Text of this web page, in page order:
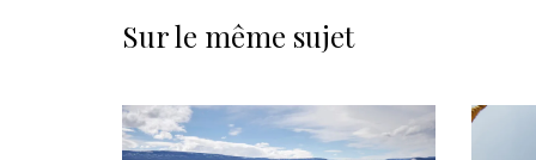
Sur le même sujet